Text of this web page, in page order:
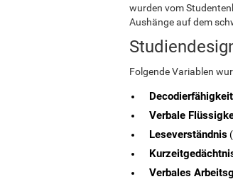
wurden vom
Aushänge auf dem
Folgende Variablen
Decodierfähigkeit
Verbale
Leseverständnis
Verbales